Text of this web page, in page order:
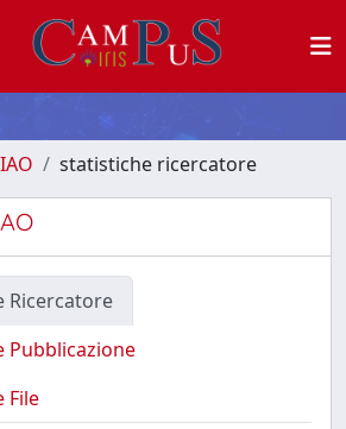
statistiche ricercatore
Ricercatore
Pubblicazione
File